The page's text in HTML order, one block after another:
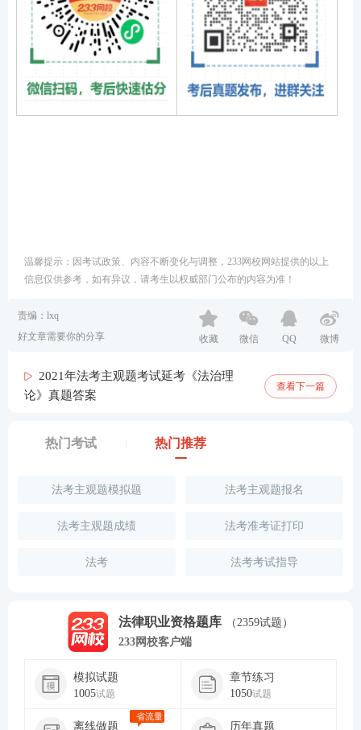
温馨提示：因考试政策、内容不断变化与调整，233网校网站提供的以上
信息仅供参考，如有异议，请考生以权威部门公布的内容为准！
责编：lxq
好文章需要你的分享
收藏 微信 QQ 微博
2021年法考主观题考试延考《法治理
论》真题答案
查看下一篇
热门考试 热门推荐
法考主观题模拟题 法考主观题报名
法考主观题成绩 法考准考证打印
法考 法考考试指导
法律职业资格题库
（2359试题）
233网校客户端
模拟试题
1005试题
章节练习
1050试题
离线做题
省流量
历年真题